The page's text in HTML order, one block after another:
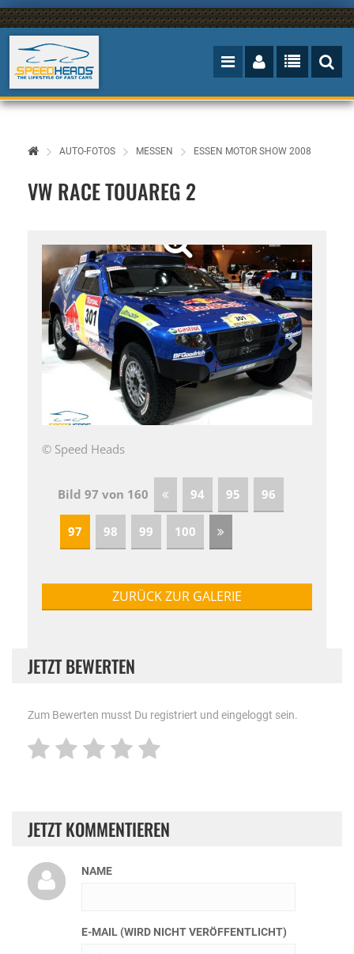
AUTO-FOTOS MESSEN ESSEN MOTOR SHOW 2008
VW RACE TOUAREG 2
© Speed Heads
Bild 97 von 160 94 95 96
97 98 99 100
ZURÜCK ZUR GALERIE
JETZT BEWERTEN
Zum Bewerten musst Du registriert und eingeloggt sein.
JETZT KOMMENTIEREN
NAME
E-MAIL (WIRD NICHT VERÖFFENTLICHT)